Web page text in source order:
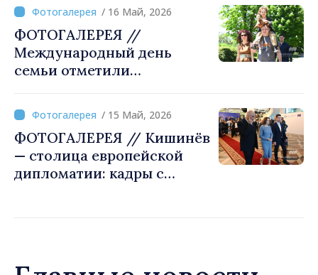
/ 16 Май, 2026
ФОТОГАЛЕРЕЯ //
Международный день
семьи отметили
Ботаническом саду
Кишинёва
/ 15 Май, 2026
ФОТОГАЛЕРЕЯ // Кишинёв
— столица европейской
дипломатии: кадры с